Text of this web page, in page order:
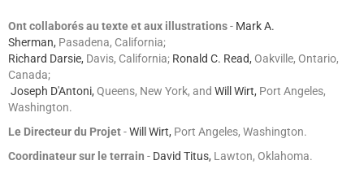
Ont collaborés au texte et aux illustrations- Mark A.
Sherman, Pasadena, California;
Richard Darsie, Davis, California; Ronald C. Read, Oakville, Ontario,
Canada;
Joseph D'Antoni, Queens, New York, and Will Wirt, Port Angeles,
Washington.
Le Directeur du Projet-Will Wirt, Port Angeles, Washington.
Coordinateur sur le terrain - David Titus, Lawton, Oklahoma.